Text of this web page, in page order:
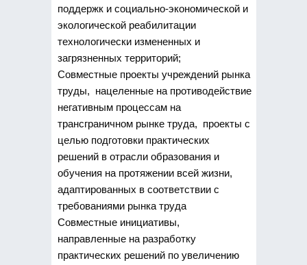
поддержк и социально-экономической и
экологической реабилитации
технологически измененных и
загрязненных территорий;
Совместные проекты учреждений рынка
труды, нацеленные на противодействие
негативным процессам на
трансграничном рынке труда, проекты с
целью подготовки практических
решений в отрасли образования и
обучения на протяжении всей жизни,
адаптированных в соответствии с
требованиями рынка труда 
Совместные инициативы,
направленные на разработку
практических решений по увеличению